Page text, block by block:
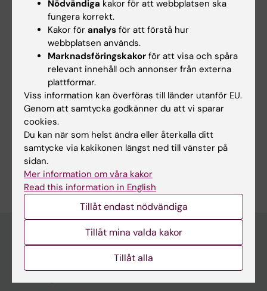
of the World clinic in Stockholm
Nordenskiold KY; Olsson J-E; Bertilson BC
Forskningsområden:
Allmänmedicin
Folkhälsovetenskap, global hälsa och socialmedicin
Gerontologi, medicinsk/hälsovetenskaplig inriktning
(Samhällsvetenskaplig inriktn.under 50908)
Är du Klas Ytterbrink Nordenskiöld?
Redigera din profil
Nödvändiga kakor för att webbplatsen ska
fungera korrekt.
Kakor för analys för att förstå hur
webbplatsen används.
Marknadsföringskakor för att visa och spåra
relevant innehåll och annonser från externa
plattformar.
Viss information kan överföras till länder utanför EU.
Genom att samtycka godkänner du att vi sparar
cookies.
Du kan när som helst ändra eller återkalla ditt
samtycke via kakikonen längst ned till vänster på
sidan.
Mer information om våra kakor
Read this information in English
Tillåt endast nödvändiga
Tillåt mina valda kakor
Tillåt alla